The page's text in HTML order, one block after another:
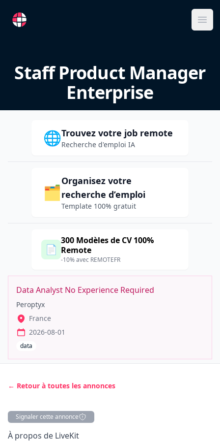
RemoteFR
Staff Product Manager
Enterprise
🌐Trouvez votre job remote
Recherche d'emploi IA
🗂️
Organisez votre
recherche d’emploi
Template 100% gratuit
📄
300 Modèles de CV 100%
Remote
-10% avec REMOTEFR
Data Analyst No Experience Required
Peroptyx
France
2026-08-01
data
← Retour à toutes les annonces
Signaler cette annonce
Description
À propos de LiveKit